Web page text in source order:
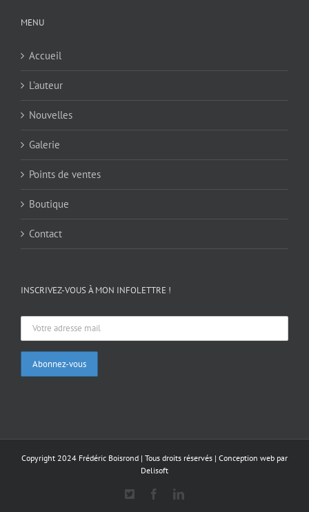
MENU
Accueil
L’auteur
Nouvelles
Galerie
Points de ventes
Boutique
Contact
INSCRIVEZ-VOUS À MON INFOLETTRE !
Copyright 2024 Frédéric Boisrond | Tous droits réservés | Conception web par
Delisoft
FacebookLinkedIn